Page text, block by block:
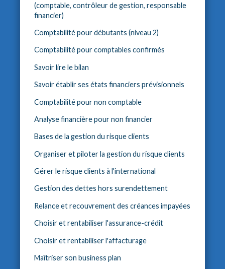
(comptable, contrôleur de gestion, responsable
financier)
Comptabilité pour débutants (niveau 2)
Comptabilité pour comptables confirmés
Savoir lire le bilan
Savoir établir ses états financiers prévisionnels
Comptabilité pour non comptable
Analyse financière pour non financier
Bases de la gestion du risque clients
Organiser et piloter la gestion du risque clients
Gérer le risque clients à l'international
Gestion des dettes hors surendettement
Relance et recouvrement des créances impayées
Choisir et rentabiliser l'assurance-crédit
Choisir et rentabiliser l'affacturage
Maîtriser son business plan